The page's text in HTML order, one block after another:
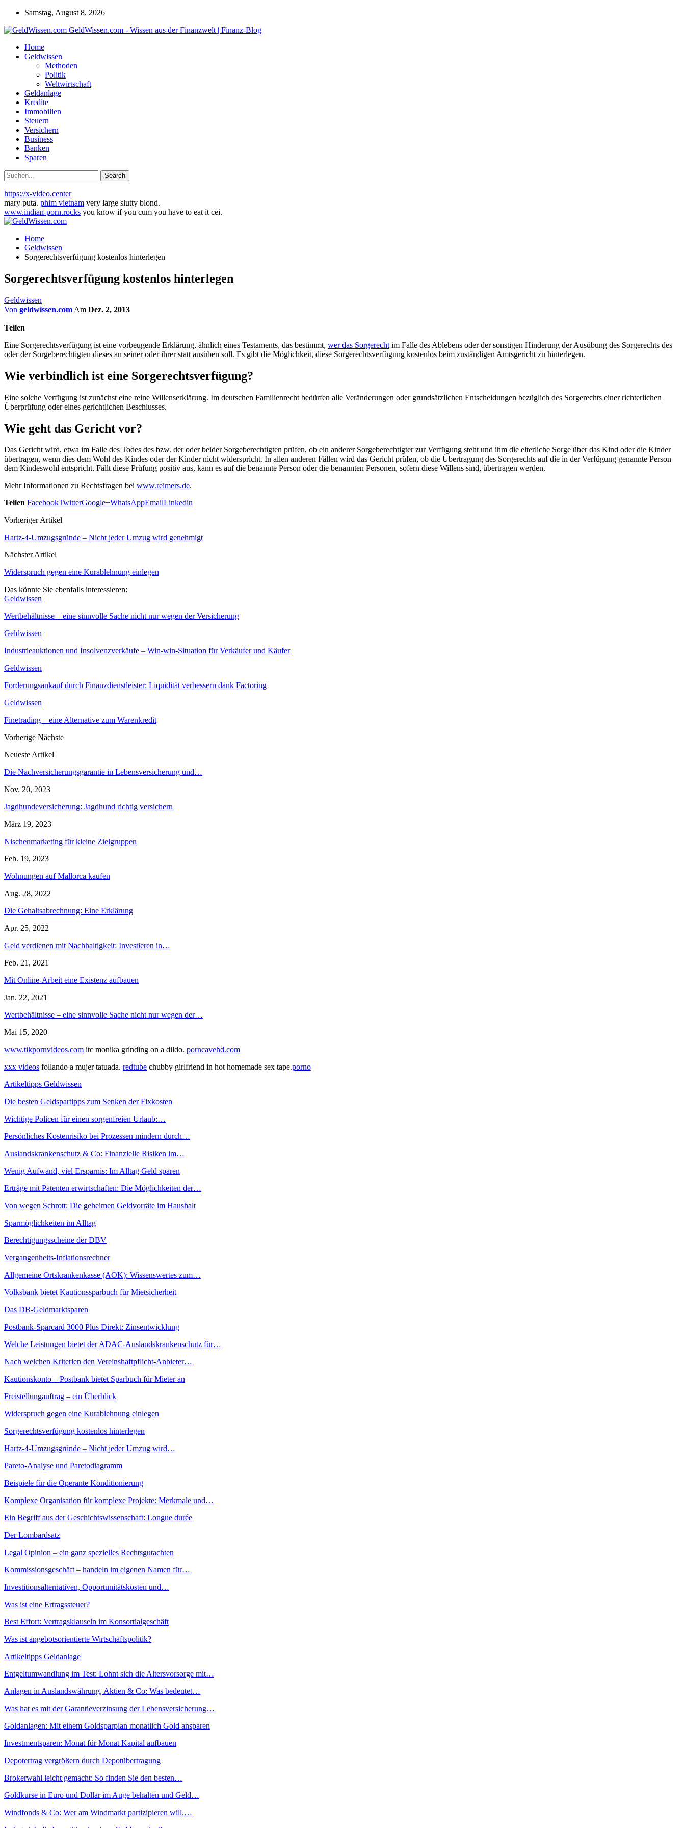
Samstag, August 8, 2026
GeldWissen.com - Wissen aus der Finanzwelt | Finanz-Blog
Home
Geldwissen
Methoden
Politik
Weltwirtschaft
Geldanlage
Kredite
Immobilien
Steuern
Versichern
Business
Banken
Sparen
https://x-video.center
mary puta. phim vietnam very large slutty blond.
www.indian-porn.rocks you know if you cum you have to eat it cei.
Home
Geldwissen
Sorgerechtsverfügung kostenlos hinterlegen
Sorgerechtsverfügung kostenlos hinterlegen
Geldwissen
Von geldwissen.com Am Dez. 2, 2013
Teilen
Eine Sorgerechtsverfügung ist eine vorbeugende Erklärung, ähnlich eines Testaments, das bestimmt, wer das Sorgerecht im Falle des Ablebens oder der sonstigen Hinderung der Ausübung des Sorgerechts des
oder der Sorgeberechtigten dieses an seiner oder ihrer statt ausüben soll. Es gibt die Möglichkeit, diese Sorgerechtsverfügung kostenlos beim zuständigen Amtsgericht zu hinterlegen.
Wie verbindlich ist eine Sorgerechtsverfügung?
Eine solche Verfügung ist zunächst eine reine Willenserklärung. Im deutschen Familienrecht bedürfen alle Veränderungen oder grundsätzlichen Entscheidungen bezüglich des Sorgerechts einer richterlichen
Überprüfung oder eines gerichtlichen Beschlusses.
Wie geht das Gericht vor?
Das Gericht wird, etwa im Falle des Todes des bzw. der oder beider Sorgeberechtigten prüfen, ob ein anderer Sorgeberechtigter zur Verfügung steht und ihm die elterliche Sorge über das Kind oder die Kinder
übertragen, wenn dies dem Wohl des Kindes oder der Kinder nicht widerspricht. In allen anderen Fällen wird das Gericht prüfen, ob die Übertragung des Sorgerechts auf die in der Verfügung genannte Person
dem Kindeswohl entspricht. Fällt diese Prüfung positiv aus, kann es auf die benannte Person oder die benannten Personen, sofern diese Willens sind, übertragen werden.
Mehr Informationen zu Rechtsfragen bei www.reimers.de.
Teilen FacebookTwitterGoogle+WhatsAppEmailLinkedin
Vorheriger Artikel
Hartz-4-Umzugsgründe – Nicht jeder Umzug wird genehmigt
Nächster Artikel
Widerspruch gegen eine Kurablehnung einlegen
Das könnte Sie ebenfalls interessieren:
Geldwissen
Wertbehältnisse – eine sinnvolle Sache nicht nur wegen der Versicherung
Geldwissen
Industrieauktionen und Insolvenzverkäufe – Win-win-Situation für Verkäufer und Käufer
Geldwissen
Forderungsankauf durch Finanzdienstleister: Liquidität verbessern dank Factoring
Geldwissen
Finetrading – eine Alternative zum Warenkredit
Vorherige Nächste
Neueste Artikel
Die Nachversicherungsgarantie in Lebensversicherung und…
Nov. 20, 2023
Jagdhundeversicherung: Jagdhund richtig versichern
März 19, 2023
Nischenmarketing für kleine Zielgruppen
Feb. 19, 2023
Wohnungen auf Mallorca kaufen
Aug. 28, 2022
Die Gehaltsabrechnung: Eine Erklärung
Apr. 25, 2022
Geld verdienen mit Nachhaltigkeit: Investieren in…
Feb. 21, 2021
Mit Online-Arbeit eine Existenz aufbauen
Jan. 22, 2021
Wertbehältnisse – eine sinnvolle Sache nicht nur wegen der…
Mai 15, 2020
www.tikpornvideos.com itc monika grinding on a dildo. porncavehd.com
xxx videos follando a mujer tatuada. redtube chubby girlfriend in hot homemade sex tape.porno
Artikeltipps Geldwissen
Die besten Geldspartipps zum Senken der Fixkosten
Wichtige Policen für einen sorgenfreien Urlaub:…
Persönliches Kostenrisiko bei Prozessen mindern durch…
Auslandskrankenschutz & Co: Finanzielle Risiken im…
Wenig Aufwand, viel Ersparnis: Im Alltag Geld sparen
Erträge mit Patenten erwirtschaften: Die Möglichkeiten der…
Von wegen Schrott: Die geheimen Geldvorräte im Haushalt
Sparmöglichkeiten im Alltag
Berechtigungsscheine der DBV
Vergangenheits-Inflationsrechner
Allgemeine Ortskrankenkasse (AOK): Wissenswertes zum…
Volksbank bietet Kautionssparbuch für Mietsicherheit
Das DB-Geldmarktsparen
Postbank-Sparcard 3000 Plus Direkt: Zinsentwicklung
Welche Leistungen bietet der ADAC-Auslandskrankenschutz für…
Nach welchen Kriterien den Vereinshaftpflicht-Anbieter…
Kautionskonto – Postbank bietet Sparbuch für Mieter an
Freistellungauftrag – ein Überblick
Widerspruch gegen eine Kurablehnung einlegen
Sorgerechtsverfügung kostenlos hinterlegen
Hartz-4-Umzugsgründe – Nicht jeder Umzug wird…
Pareto-Analyse und Paretodiagramm
Beispiele für die Operante Konditionierung
Komplexe Organisation für komplexe Projekte: Merkmale und…
Ein Begriff aus der Geschichtswissenschaft: Longue durée
Der Lombardsatz
Legal Opinion – ein ganz spezielles Rechtsgutachten
Kommissionsgeschäft – handeln im eigenen Namen für…
Investitionsalternativen, Opportunitätskosten und…
Was ist eine Ertragssteuer?
Best Effort: Vertragsklauseln im Konsortialgeschäft
Was ist angebotsorientierte Wirtschaftspolitik?
Artikeltipps Geldanlage
Entgeltumwandlung im Test: Lohnt sich die Altersvorsorge mit…
Anlagen in Auslandswährung, Aktien & Co: Was bedeutet…
Was hat es mit der Garantieverzinsung der Lebensversicherung…
Goldanlagen: Mit einem Goldsparplan monatlich Gold ansparen
Investmentsparen: Monat für Monat Kapital aufbauen
Depotertrag vergrößern durch Depotübertragung
Brokerwahl leicht gemacht: So finden Sie den besten…
Goldkurse in Euro und Dollar im Auge behalten und Geld…
Windfonds & Co: Wer am Windmarkt partizipieren will,…